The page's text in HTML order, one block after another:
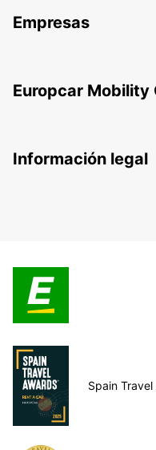
Empresas
Europcar Mobility
Información legal
Spain